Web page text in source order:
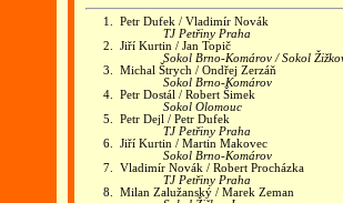
1. Petr Dufek / Vladimír Novák
TJ Petřiny Praha
2. Jiří Kurtin / Jan Topič
Sokol Brno-Komárov / Sokol
3. Michal Štrych / Ondřej Zerzáň
Sokol Brno-Komárov
4. Petr Dostál / Robert Šimek
Sokol Olomouc
5. Petr Dejl / Petr Dufek
TJ Petřiny Praha
6. Jiří Kurtin / Martin Makovec
Sokol Brno-Komárov
7. Vladimír Novák / Robert Procházka
TJ Petřiny Praha
8. Milan Zalužanský / Marek Zeman